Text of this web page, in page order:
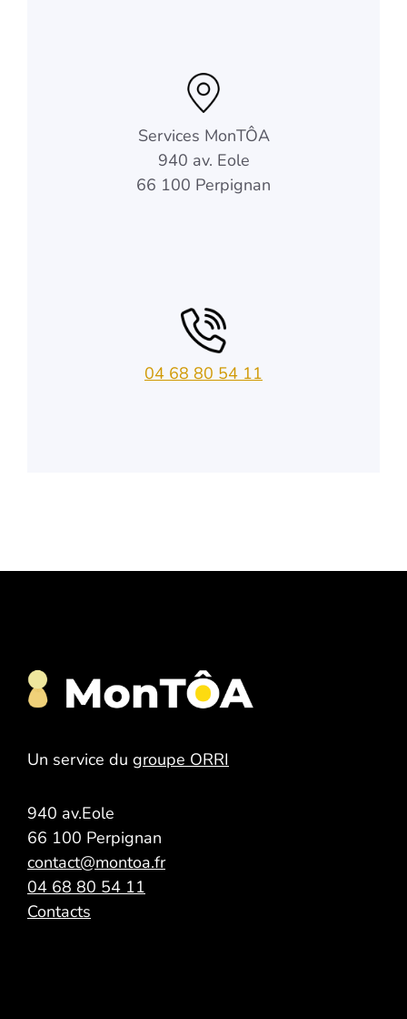
Services MonTÔA
940 av. Eole
66 100 Perpignan
04 68 80 54 11
Un service du groupe ORRI
940 av.Eole
66 100 Perpignan
contact@montoa.fr
04 68 80 54 11
Contacts